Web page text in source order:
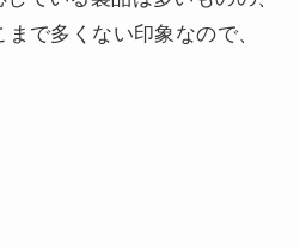
で多くない印象なので、